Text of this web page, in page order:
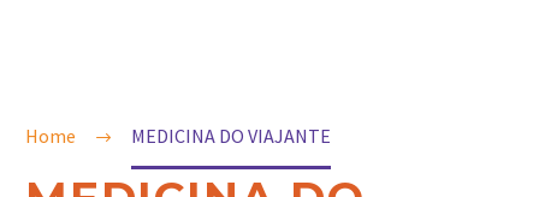
Home MEDICINA DO VIAJANTE